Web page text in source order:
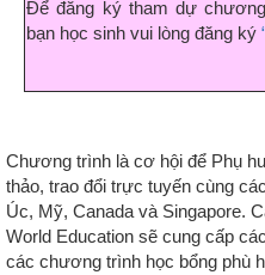
Để đăng ký tham dự
bạn học sinh vui lòng đăng ký
Chương trình là cơ hội để Phụ
thảo, trao đổi trực tuyến cùng
Úc, Mỹ, Canada và Singapore.
World Education sẽ cung cấp
các chương trình học bổng phù